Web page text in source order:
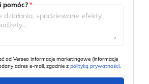
pomóc?*
od Verseo informacje marketingowe (informacje
adres e-mail, zgodnie z polityką prywatności.